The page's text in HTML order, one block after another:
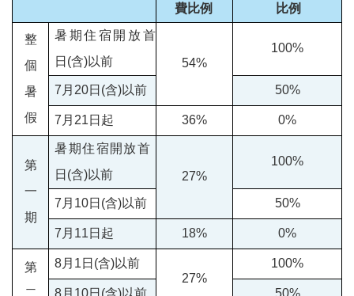
費比例
比例
整
個
暑
假
暑期住宿開放首
日 (含)以前 54%
100%
7 月 20日 (含)以前 50%
7 月 21 日起 36% 0%
第
一
期
暑期住宿開放首
日 (含)以前 27%
100%
7 月 10日 (含)以前 50%
7 月 11 日起 18% 0%
第
二
8月 1 日 (含)以前
27%
100%
8月 10日 (含)以前 50%